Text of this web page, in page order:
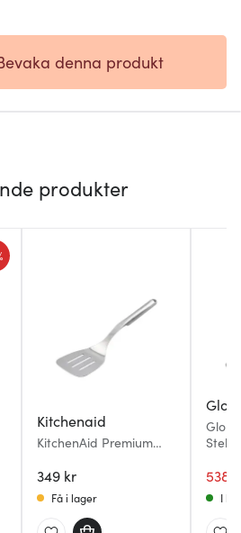
denna produkt
produkter
Kitchenaid
KitchenAid Premium
35 cm rostfritt stål
349 kr
Få i lager
538
I